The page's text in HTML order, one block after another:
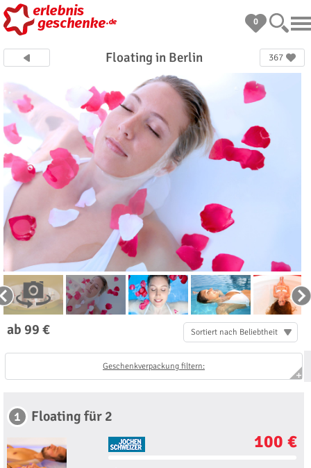
0
Floating in Berlin 367
ab 99 € Sortiert nach Beliebtheit
Geschenkverpackung filtern:
1 Floating für 2
100 €